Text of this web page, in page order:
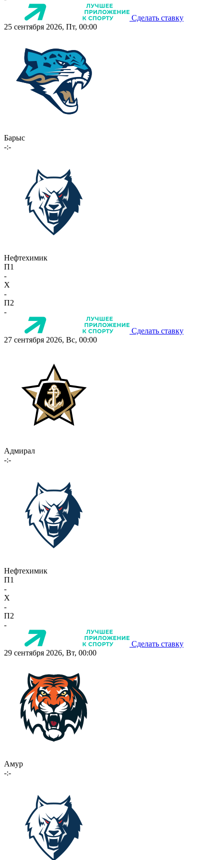
Сделать ставку
25 сентября 2026, Пт, 00:00
Барыс
-:-
Нефтехимик
П1
-
X
-
П2
-
Сделать ставку
27 сентября 2026, Вс, 00:00
Адмирал
-:-
Нефтехимик
П1
-
X
-
П2
-
Сделать ставку
29 сентября 2026, Вт, 00:00
Амур
-:-